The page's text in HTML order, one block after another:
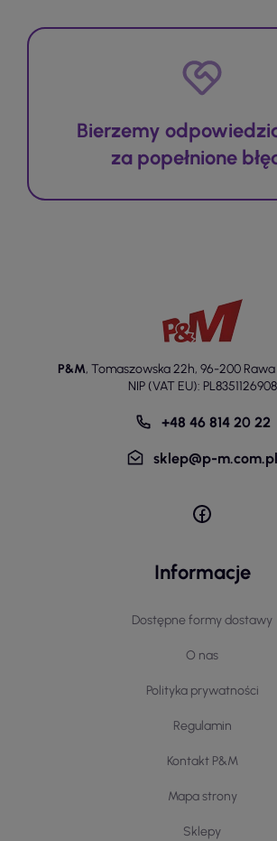
Bierzemy
za popełnione
P&M, Tomaszowska 22h, 96-200
NIP (VAT EU): PL8351126908
+48 46 814 20 22
sklep@p-m.com.pl
Informacje
Dostępne formy dostawy
O nas
Polityka prywatności
Regulamin
Kontakt P&M
Mapa strony
Sklepy